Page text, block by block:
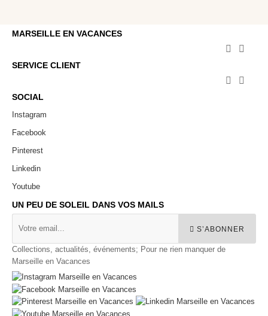
MARSEILLE EN VACANCES
 
SERVICE CLIENT
 
SOCIAL
Instagram
Facebook
Pinterest
Linkedin
Youtube
UN PEU DE SOLEIL DANS VOS MAILS
S’ABONNER
Collections, actualités, événements; Pour ne rien manquer de
Marseille en Vacances